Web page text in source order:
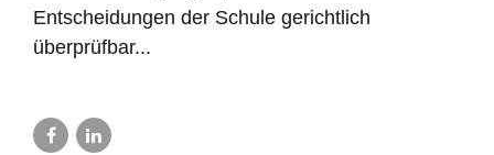
Entscheidungen der Schule gerichtlich
überprüfbar...